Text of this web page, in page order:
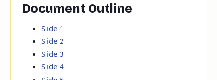
Document Outline
Slide 1
Slide 2
Slide 3
Slide 4